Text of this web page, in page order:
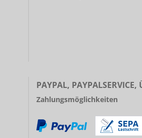
PAYPAL, PAYPALSERVICE,
Zahlungsmöglichkeiten